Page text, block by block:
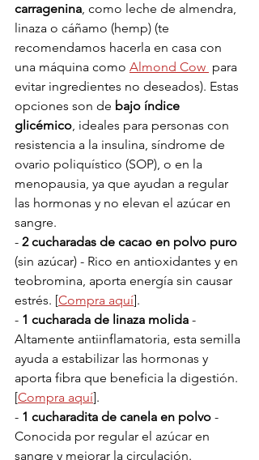
carragenina, como leche de almendra,
linaza o cáñamo (hemp) (te
recomendamos hacerla en casa con
una máquina como Almond Cow para
evitar ingredientes no deseados). Estas
opciones son de bajo índice
glicémico, ideales para personas con
resistencia a la insulina, síndrome de
ovario poliquístico (SOP), o en la
menopausia, ya que ayudan a regular
las hormonas y no elevan el azúcar en
sangre.
- 2 cucharadas de cacao en polvo puro
(sin azúcar) - Rico en antioxidantes y en
teobromina, aporta energía sin causar
estrés. [Compra aquí].
- 1 cucharada de linaza molida -
Altamente antiinflamatoria, esta semilla
ayuda a estabilizar las hormonas y
aporta fibra que beneficia la digestión.
[Compra aquí].
- 1 cucharadita de canela en polvo -
Conocida por regular el azúcar en
sangre y mejorar la circulación.